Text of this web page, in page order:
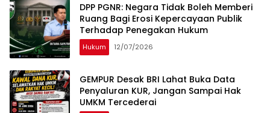
DPP PGNR: Negara Tidak Boleh Memberi
Ruang Bagi Erosi Kepercayaan Publik
Terhadap Penegakan Hukum
Hukum 12/07/2026
GEMPUR Desak BRI Lahat Buka Data
Penyaluran KUR, Jangan Sampai Hak
UMKM Tercederai